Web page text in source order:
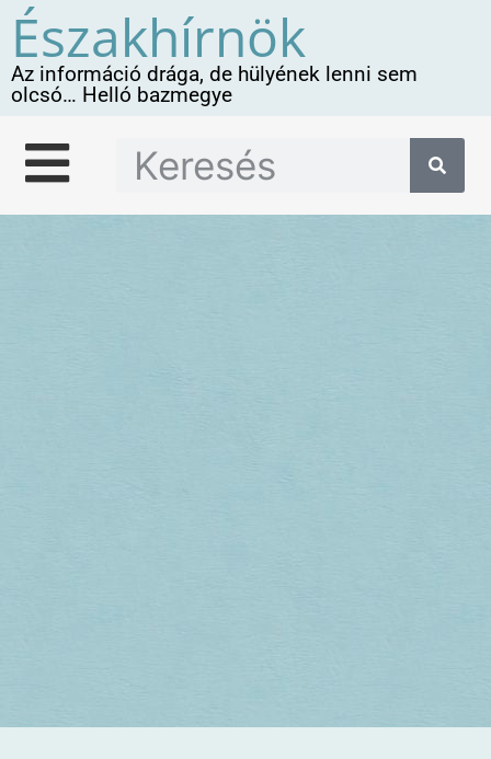
Északhírnök
Az információ drága, de hülyének lenni sem
olcsó… Helló bazmegye